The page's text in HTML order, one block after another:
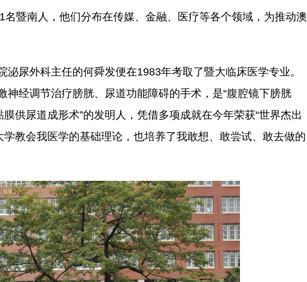
暨南人，他们分布在传媒、金融、医疗等各个领域，为推动澳
尿外科主任的何舜发便在1983年考取了暨大临床医学专业。
经调节治疗膀胱、尿道功能障碍的手术，是“腹腔镜下膀胱
供尿道成形术”的发明人，凭借多项成就在今年荣获“世界杰出
教会我医学的基础理论，也培养了我敢想、敢尝试、敢去做的